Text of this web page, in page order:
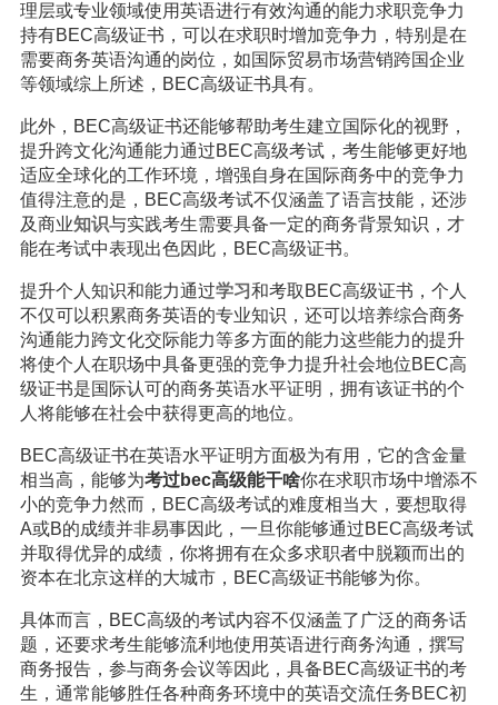
理层或专业领域使用英语进行有效沟通的能力求职竞争力
持有BEC高级证书，可以在求职时增加竞争力，特别是在
需要商务英语沟通的岗位，如国际贸易市场营销跨国企业
等领域综上所述，BEC高级证书具有。
此外，BEC高级证书还能够帮助考生建立国际化的视野，
提升跨文化沟通能力通过BEC高级考试，考生能够更好地
适应全球化的工作环境，增强自身在国际商务中的竞争力
值得注意的是，BEC高级考试不仅涵盖了语言技能，还涉
及商业知识与实践考生需要具备一定的商务背景知识，才
能在考试中表现出色因此，BEC高级证书。
提升个人知识和能力通过学习和考取BEC高级证书，个人
不仅可以积累商务英语的专业知识，还可以培养综合商务
沟通能力跨文化交际能力等多方面的能力这些能力的提升
将使个人在职场中具备更强的竞争力提升社会地位BEC高
级证书是国际认可的商务英语水平证明，拥有该证书的个
人将能够在社会中获得更高的地位。
BEC高级证书在英语水平证明方面极为有用，它的含金量
相当高，能够为考过bec高级能干啥你在求职市场中增添不
小的竞争力然而，BEC高级考试的难度相当大，要想取得
A或B的成绩并非易事因此，一旦你能够通过BEC高级考试
并取得优异的成绩，你将拥有在众多求职者中脱颖而出的
资本在北京这样的大城市，BEC高级证书能够为你。
具体而言，BEC高级的考试内容不仅涵盖了广泛的商务话
题，还要求考生能够流利地使用英语进行商务沟通，撰写
商务报告，参与商务会议等因此，具备BEC高级证书的考
生，通常能够胜任各种商务环境中的英语交流任务BEC初